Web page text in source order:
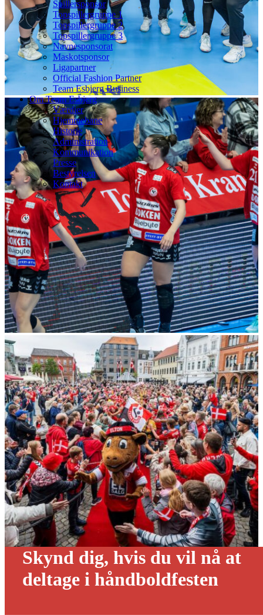
Spillersponsor
Topspillergruppe 1
Topspillergruppe 2
Topspillergruppe 3
Navnesponsorat
Maskotsponsor
Ligapartner
Official Fashion Partner
Team Esbjerg Business
Om Team Esbjerg
Værdier
Hjemmebane
Historie
Administration
Kommunikation
Presse
Bestyrelsen
Kontakt
Skynd dig, hvis du vil nå at
deltage i håndboldfesten